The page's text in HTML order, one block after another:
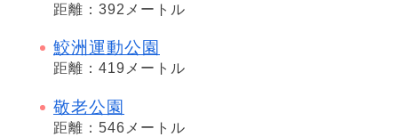
距離：392メートル
鮫洲運動公園
距離：419メートル
敬老公園
距離：546メートル